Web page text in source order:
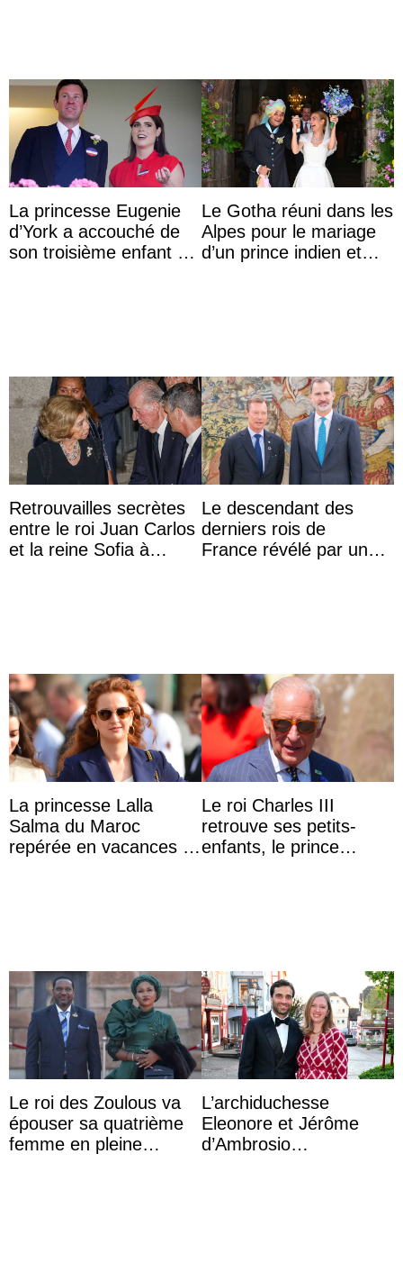
La princesse Eugenie
d’York a accouché de
son troisième enfant et
Le Gotha réuni dans les
Alpes pour le mariage
d’un prince indien et
Retrouvailles secrètes
entre le roi Juan Carlos
et la reine Sofia à
Le descendant des
derniers rois de
France révélé par un
La princesse Lalla
Salma du Maroc
repérée en vacances à
Le roi Charles III
retrouve ses petits-
enfants, le prince
Le roi des Zoulous va
épouser sa quatrième
femme en pleine
L’archiduchesse
Eleonore et Jérôme
d’Ambrosio